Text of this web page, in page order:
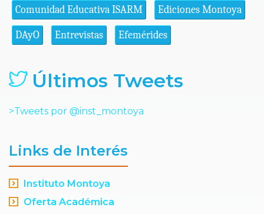
Comunidad Educativa ISARM Ediciones Montoya
DAyO Entrevistas Efemérides
Últimos Tweets
>Tweets por @inst_montoya
Links de Interés
Instituto Montoya
Oferta Académica